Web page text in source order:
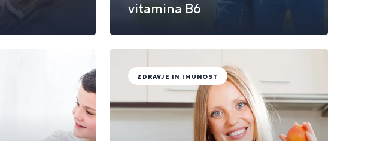
vitamina B6
ZDRAVJE IN IMUNOST